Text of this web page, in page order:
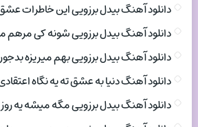
دانلود آهنگ بیدل برزویی این خاطرات
دانلود آهنگ بیدل برزویی شونه کی
دانلود آهنگ بیدل برزویی بهم میریزه
دانلود آهنگ دنیا به عشق ته یه نگاه
دانلود آهنگ بیدل برزویی مگه میشه یه روز